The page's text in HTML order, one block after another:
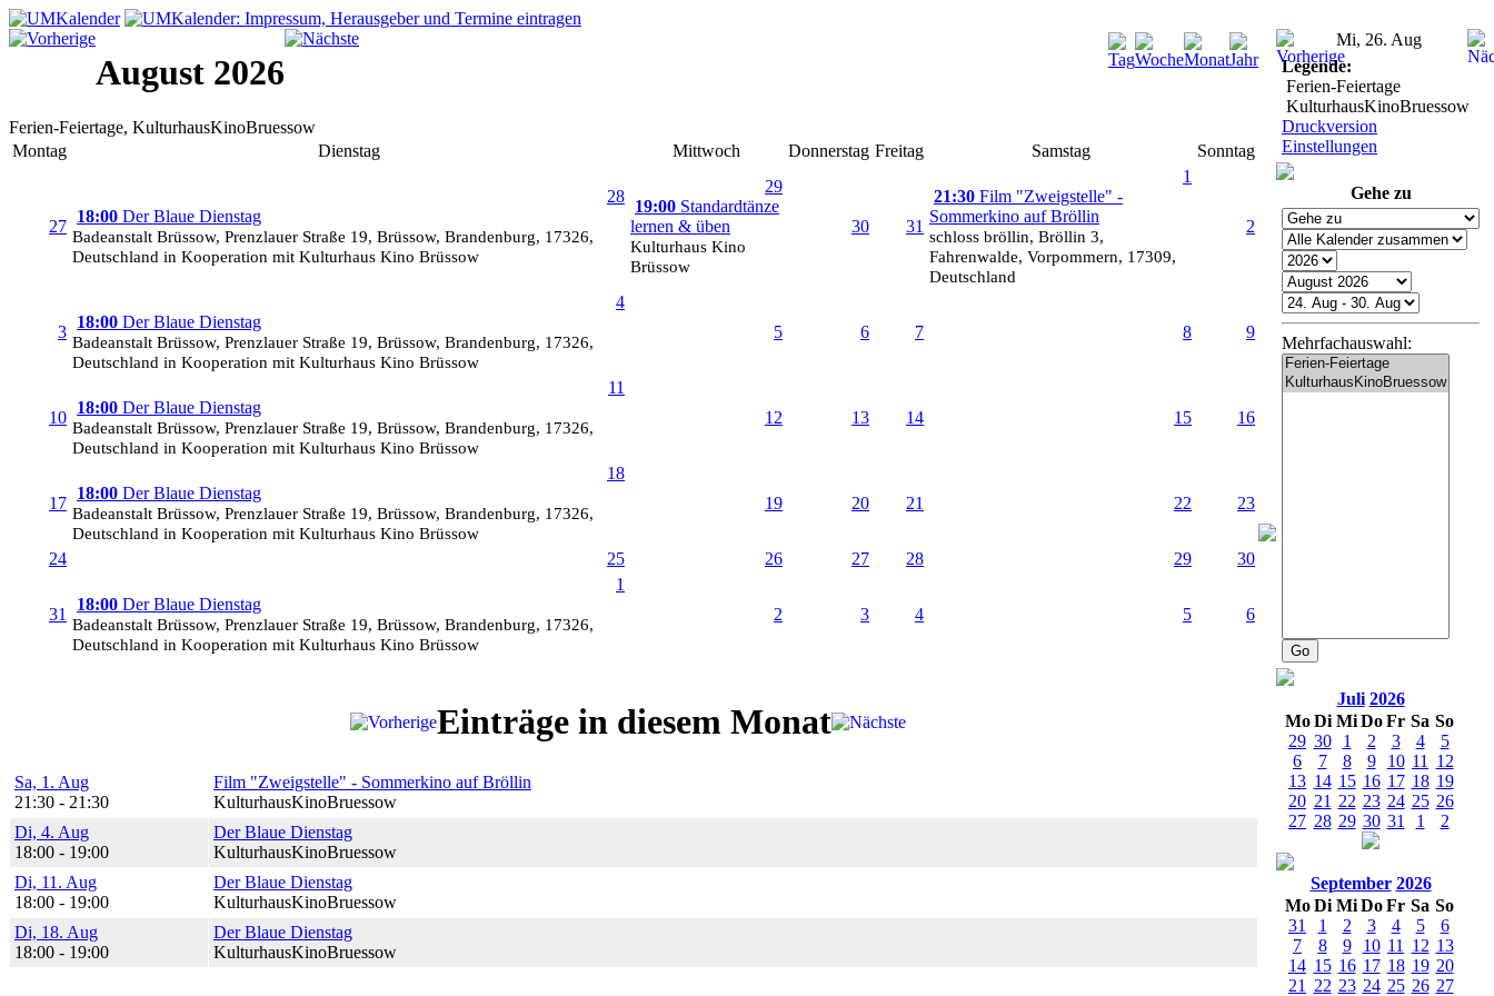
August 2026
Ferien-Feiertage, KulturhausKinoBruessow
Montag
Dienstag Mittwoch Donnerstag Freitag Samstag Sonntag
27
28
18:00 Der Blaue Dienstag
Badeanstalt Brüssow, Prenzlauer Straße 19, Brüssow, Brandenburg, 17326,
Deutschland in Kooperation mit Kulturhaus Kino Brüssow
29
19:00 Standardtänze
lernen & üben
Kulturhaus Kino
Brüssow
30 31
1
21:30 Film "Zweigstelle" -
Sommerkino auf Bröllin
schloss bröllin, Bröllin 3,
Fahrenwalde, Vorpommern, 17309,
Deutschland
2
3
4
18:00 Der Blaue Dienstag
Badeanstalt Brüssow, Prenzlauer Straße 19, Brüssow, Brandenburg, 17326,
Deutschland in Kooperation mit Kulturhaus Kino Brüssow
5 6 7 8 9
10
11
18:00 Der Blaue Dienstag
Badeanstalt Brüssow, Prenzlauer Straße 19, Brüssow, Brandenburg, 17326,
Deutschland in Kooperation mit Kulturhaus Kino Brüssow
12 13 14 15 16
17
18
18:00 Der Blaue Dienstag
Badeanstalt Brüssow, Prenzlauer Straße 19, Brüssow, Brandenburg, 17326,
Deutschland in Kooperation mit Kulturhaus Kino Brüssow
19 20 21 22 23
24 25 26 27 28 29 30
31
1
18:00 Der Blaue Dienstag
Badeanstalt Brüssow, Prenzlauer Straße 19, Brüssow, Brandenburg, 17326,
Deutschland in Kooperation mit Kulturhaus Kino Brüssow
2 3 4 5 6
Einträge in diesem Monat
Sa, 1. Aug
21:30 - 21:30
Film "Zweigstelle" - Sommerkino auf Bröllin
KulturhausKinoBruessow
Di, 4. Aug
18:00 - 19:00
Der Blaue Dienstag
KulturhausKinoBruessow
Di, 11. Aug
18:00 - 19:00
Der Blaue Dienstag
KulturhausKinoBruessow
Di, 18. Aug
18:00 - 19:00
Der Blaue Dienstag
KulturhausKinoBruessow
Mi, 26. Aug
Legende:
Ferien-Feiertage
KulturhausKinoBruessow
Druckversion
Einstellungen
Gehe zu
Mehrfachauswahl:
Juli 2026
Mo Di MiDo Fr Sa So
29 30 1 2 3 4
5
6
7 8 9 10 11
12
13 14 15 16 17 18 19
20 21 22 23 24 25 26
27 28 29 30 31 1 2
September 2026
Mo Di MiDo Fr Sa So
31
1 2 3 4 5
6
7
8 9 10 11 12 13
14 15 16 17 18 19 20
21
22 23 24 25 26 27